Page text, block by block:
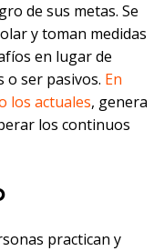
de sus metas. Se
y toman medidas
en lugar de
o ser pasivos. En
los actuales, genera
los continuos
practican y